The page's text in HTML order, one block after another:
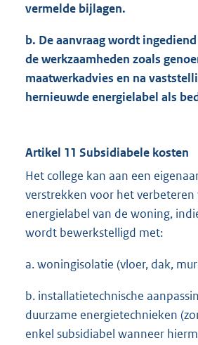
vermelde bijlagen.
b. De aanvraag wordt
de werkzaamheden zoals
maatwerkadvies en na
hernieuwde energielabel als
Artikel 11 Subsidiabele kosten
Het college kan aan een
verstrekken voor het verbeteren
energielabel van de woning,
wordt bewerkstelligd met:
a. woningisolatie (vloer, dak,
b. installatietechnische
duurzame energietechnieken
enkel subsidiabel wanneer